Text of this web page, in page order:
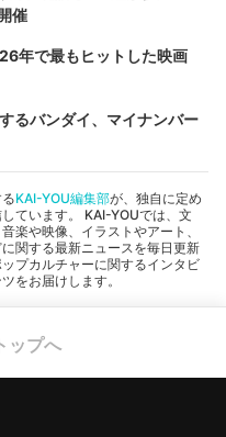
催
年で最もヒットした映画
るバンダイ、マイナンバー
KAI-YOU編集部が、独自に定め
ています。 KAI-YOUでは、文
楽や映像、イラストやアート、
関する最新ニュースを毎日更新
プカルチャーに関するインタビ
をお届けします。
ップへ